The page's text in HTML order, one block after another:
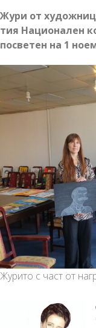
Жури от
тия Национален
посветен на 1
Журито с част от